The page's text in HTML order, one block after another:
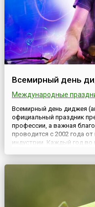
Всемирный день
Международные
Всемирный день диджея
официальный праздник
профессии, а важная
проводится с 2002 года
индустрии. Каждый год